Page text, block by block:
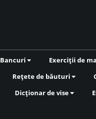
Bancuri Exerciții de
Rețete de băuturi
Dicționar de vise